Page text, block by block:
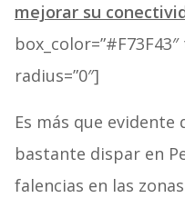
mejorar su
radius=”0″]
Es más que evidente
bastante dispar en
falencias en las